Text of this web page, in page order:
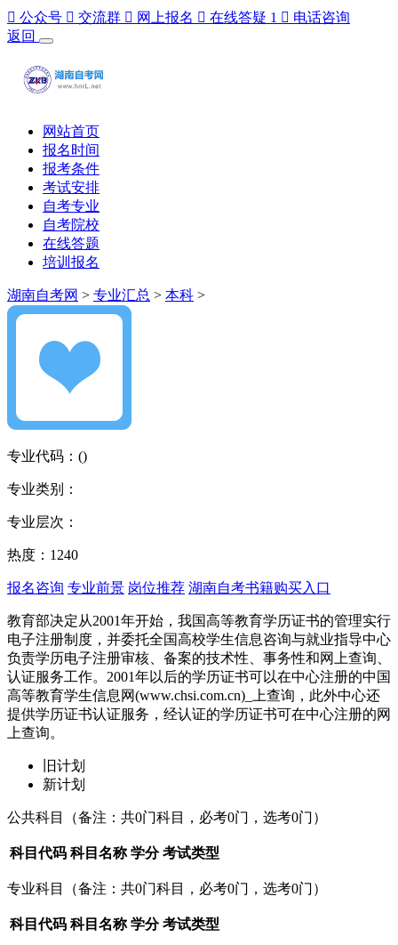
 公众号  交流群  网上报名  在线答疑 1  电话咨询
返回
网站首页
报名时间
报考条件
考试安排
自考专业
自考院校
在线答题
培训报名
湖南自考网 > 专业汇总 > 本科 >
专业代码： ()
专业类别：
专业层次：
热度：1240
报名咨询 专业前景 岗位推荐 湖南自考书籍购买入口
教育部决定从2001年开始，我国高等教育学历证书的管理实行
电子注册制度，并委托全国高校学生信息咨询与就业指导中心
负责学历电子注册审核、备案的技术性、事务性和网上查询、
认证服务工作。2001年以后的学历证书可以在中心注册的中国
高等教育学生信息网(www.chsi.com.cn)_上查询，此外中心还
提供学历证书认证服务，经认证的学历证书可在中心注册的网
上查询。
旧计划
新计划
公共科目 （备注：共0门科目，必考0门，选考0门）
科目代码 科目名称 学分 考试类型
专业科目 （备注：共0门科目，必考0门，选考0门）
科目代码 科目名称 学分 考试类型